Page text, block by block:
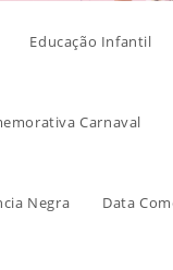
Educação Infantil
Carnaval
Negra Data